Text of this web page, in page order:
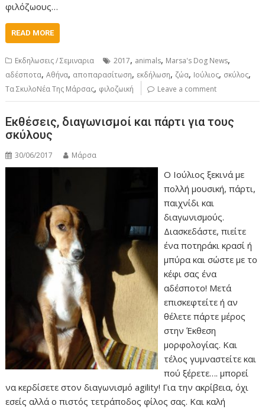
φιλόζωους…
READ MORE
Εκδηλωσεις / Σεμιναρια 2017, animals, Marsa's Dog News,
αδέσποτα,Αθήνα, αποπαρασίτωση, εκδήλωση, ζώα, Ιούλιος, σκύλος,
Τα ΣκυλοΝέα Της Μάρσας, φιλοζωική Leave a comment
Εκθέσεις, διαγωνισμοί και πάρτι για τους
σκύλους
30/06/2017 Μάρσα
Ο Ιούλιος ξεκινά με
πολλή μουσική, πάρτι,
παιχνίδι και
διαγωνισμούς.
Διασκεδάστε, πιείτε
ένα ποτηράκι κρασί ή
μπύρα και σώστε με το
κέφι σας ένα
αδέσποτο! Μετά
επισκεφτείτε ή αν
θέλετε πάρτε μέρος
στην Έκθεση
μορφολογίας. Και
τέλος γυμναστείτε και
πού ξέρετε…. μπορεί
να κερδίσετε στον διαγωνισμό agility! Για την ακρίβεια, όχι
εσείς αλλά ο πιστός τετράποδος φίλος σας. Και καλή